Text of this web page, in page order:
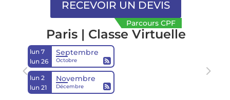
Parcours CPF
Paris | Classe Virtuelle
lun 7
lun 26
Septembre
Octobre 
lun 2
lun 21
Novembre
Décembre 